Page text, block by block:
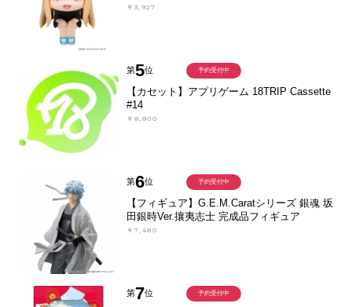
￥3,927
第5位
【カセット】アプリゲーム 18TRIP Cassette
#14
￥8,800
予約受付中
第6位
【フィギュア】G.E.M.Caratシリーズ 銀魂 坂
田銀時Ver.攘夷志士 完成品フィギュア
￥7,480
予約受付中
第7位 予約受付中